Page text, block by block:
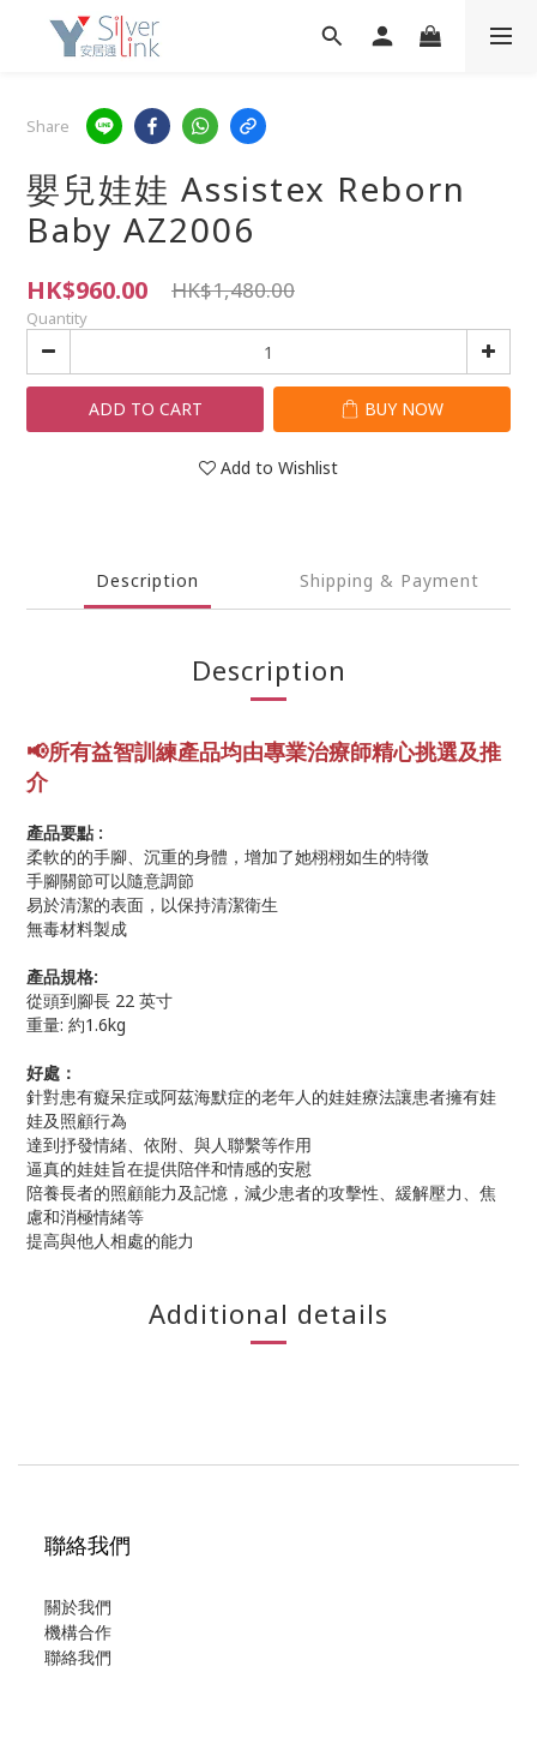
Share
嬰兒娃娃 Assistex Reborn
Baby AZ2006
HK$960.00 HK$1,480.00
Quantity
ADD TO CART BUY NOW
Add to Wishlist
Description Shipping & Payment
Description
📢所有益智訓練產品均由專業治療師精心挑選及推
介
產品要點 :
柔軟的的手腳、沉重的身體，增加了她栩栩如生的特徵
手腳關節可以隨意調節
易於清潔的表面，以保持清潔衛生
無毒材料製成
產品規格:
從頭到腳長 22 英寸
重量: 約1.6kg
好處：
針對患有癡呆症或阿茲海默症的老年人的娃娃療法讓患者擁有娃
娃及照顧行為
達到抒發情緒、依附、與人聯繫等作用
逼真的娃娃旨在提供陪伴和情感的安慰
陪養長者的照顧能力及記憶，減少患者的攻擊性、緩解壓力、焦
慮和消極情緒等
提高與他人相處的能力
Additional details
聯絡我們
關於我們
機構合作
聯絡我們